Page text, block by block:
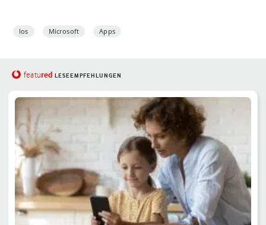
Ios Microsoft Apps
featured LESEEMPFEHLUNGEN